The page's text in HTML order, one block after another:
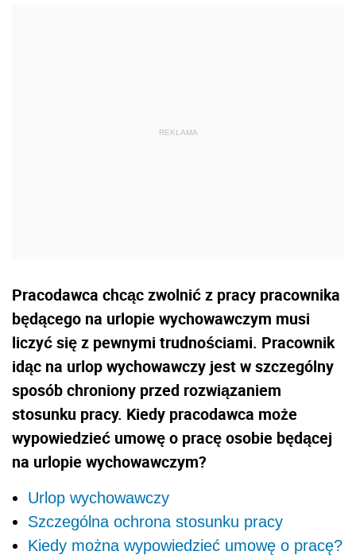
Pracodawca chcąc zwolnić z pracy pracownika
będącego na urlopie wychowawczym musi
liczyć się z pewnymi trudnościami. Pracownik
idąc na urlop wychowawczy jest w szczególny
sposób chroniony przed rozwiązaniem
stosunku pracy. Kiedy pracodawca może
wypowiedzieć umowę o pracę osobie będącej
na urlopie wychowawczym?
Urlop wychowawczy
Szczególna ochrona stosunku pracy
Kiedy można wypowiedzieć umowę o pracę?